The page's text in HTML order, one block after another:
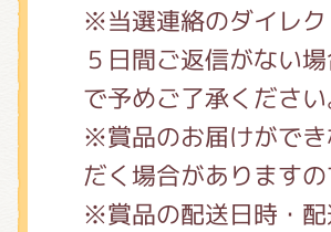
※当選連絡のダイレ
５日間ご返信がない
で予めご了承ください
※賞品のお届けがで
だく場合があります
※賞品の配送日時・